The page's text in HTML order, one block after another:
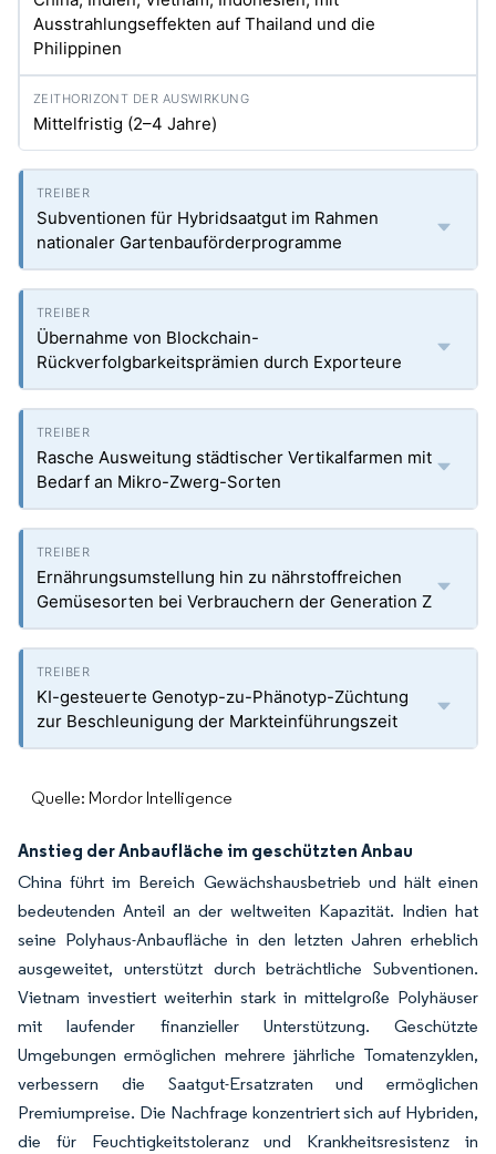
Ausstrahlungseffekten auf Thailand und die
Philippinen
Mittelfristig (2–4 Jahre)
Subventionen für Hybridsaatgut im Rahmen
nationaler Gartenbauförderprogramme
Übernahme von Blockchain-
Rückverfolgbarkeitsprämien durch Exporteure
Rasche Ausweitung städtischer Vertikalfarmen mit
Bedarf an Mikro-Zwerg-Sorten
Ernährungsumstellung hin zu nährstoffreichen
Gemüsesorten bei Verbrauchern der Generation Z
KI-gesteuerte Genotyp-zu-Phänotyp-Züchtung
zur Beschleunigung der Markteinführungszeit
Quelle: Mordor Intelligence
Anstieg der Anbaufläche im geschützten Anbau
China führt im Bereich Gewächshausbetrieb und hält einen
bedeutenden Anteil an der weltweiten Kapazität. Indien hat
seine Polyhaus-Anbaufläche in den letzten Jahren erheblich
ausgeweitet, unterstützt durch beträchtliche Subventionen.
Vietnam investiert weiterhin stark in mittelgroße Polyhäuser
mit laufender finanzieller Unterstützung. Geschützte
Umgebungen ermöglichen mehrere jährliche Tomatenzyklen,
verbessern die Saatgut-Ersatzraten und ermöglichen
Premiumpreise. Die Nachfrage konzentriert sich auf Hybriden,
die für Feuchtigkeitstoleranz und Krankheitsresistenz in